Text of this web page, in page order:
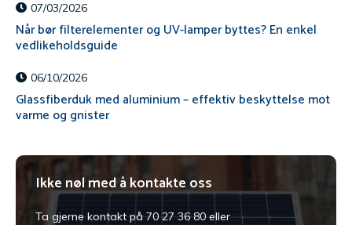
07/03/2026
Når bør filterelementer og UV-lamper byttes? En enkel
vedlikeholdsguide
06/10/2026
Glassfiberduk med aluminium – effektiv beskyttelse mot
varme og gnister
Ikke nøl med å kontakte oss
​Ta gjerne kontakt på 70 27 36 80 eller